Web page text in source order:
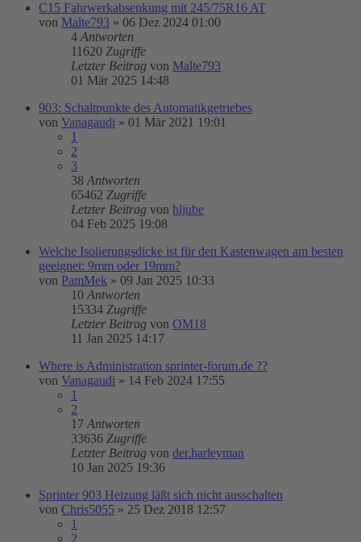
C15 Fahrwerkabsenkung mit 245/75R16 AT
von Malte793 » 06 Dez 2024 01:00
4 Antworten
11620 Zugriffe
Letzter Beitrag von Malte793
01 Mär 2025 14:48
903: Schaltpunkte des Automatikgetriebes
von Vanagaudi » 01 Mär 2021 19:01
1
2
3
38 Antworten
65462 Zugriffe
Letzter Beitrag von hljube
04 Feb 2025 19:08
Welche Isolierungsdicke ist für den Kastenwagen am besten
geeignet: 9mm oder 19mm?
von PamMek » 09 Jan 2025 10:33
10 Antworten
15334 Zugriffe
Letzter Beitrag von OM18
11 Jan 2025 14:17
Where is Administration sprinter-forum.de ??
von Vanagaudi » 14 Feb 2024 17:55
1
2
17 Antworten
33636 Zugriffe
Letzter Beitrag von der.harleyman
10 Jan 2025 19:36
Sprinter 903 Heizung läßt sich nicht ausschalten
von Chris5055 » 25 Dez 2018 12:57
1
2